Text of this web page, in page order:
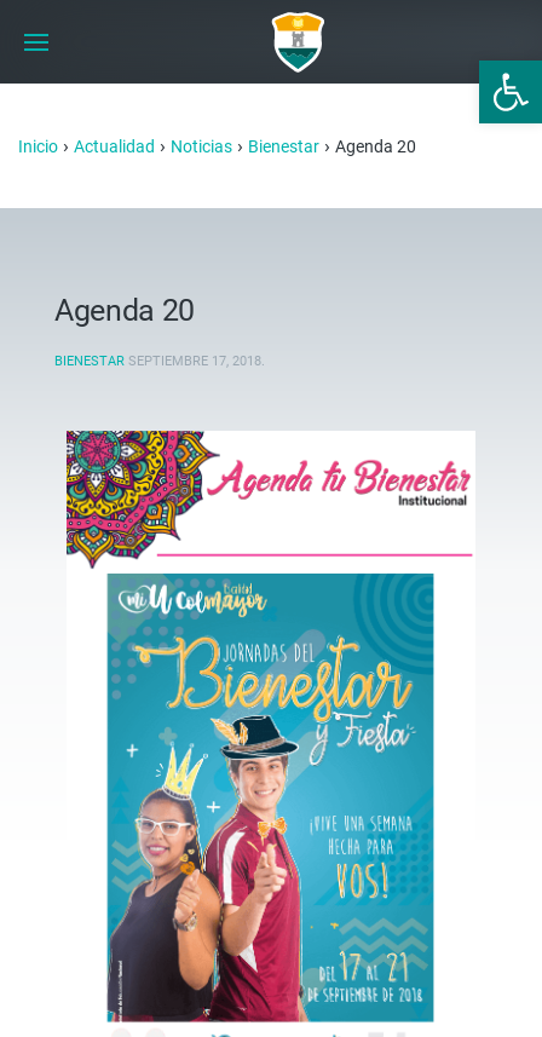
Abrir
Inicio › Actualidad › Noticias › Bienestar › Agenda 20
Agenda 20
BIENESTAR SEPTIEMBRE 17, 2018.